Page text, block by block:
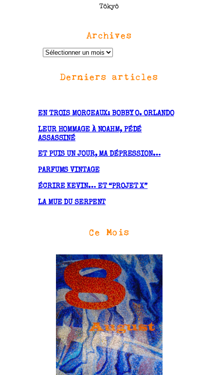
Tôkyô
Archives
A
v
s
Derniers articles
EN TROIS MORCEAUX: BOBBY O. ORLANDO
LEUR HOMMAGE À NOAHM, PÉDÉ
ASSASSINÉ
ET PUIS UN JOUR, MA DÉPRESSION…
PARFUMS VINTAGE
ÉCRIRE KEVIN… ET “PROJET X”
LA MUE DU SERPENT
Ce Mois